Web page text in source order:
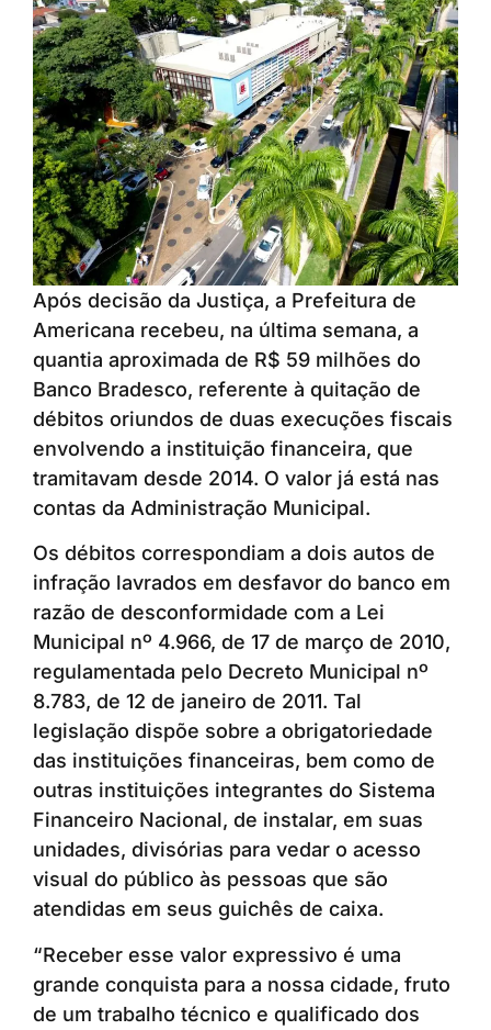
Após decisão da Justiça, a Prefeitura de
Americana recebeu, na última semana, a
quantia aproximada de R$ 59 milhões do
Banco Bradesco, referente à quitação de
débitos oriundos de duas execuções fiscais
envolvendo a instituição financeira, que
tramitavam desde 2014. O valor já está nas
contas da Administração Municipal.
Os débitos correspondiam a dois autos de
infração lavrados em desfavor do banco em
razão de desconformidade com a Lei
Municipal nº 4.966, de 17 de março de 2010,
regulamentada pelo Decreto Municipal nº
8.783, de 12 de janeiro de 2011. Tal
legislação dispõe sobre a obrigatoriedade
das instituições financeiras, bem como de
outras instituições integrantes do Sistema
Financeiro Nacional, de instalar, em suas
unidades, divisórias para vedar o acesso
visual do público às pessoas que são
atendidas em seus guichês de caixa.
“Receber esse valor expressivo é uma
grande conquista para a nossa cidade, fruto
de um trabalho técnico e qualificado dos